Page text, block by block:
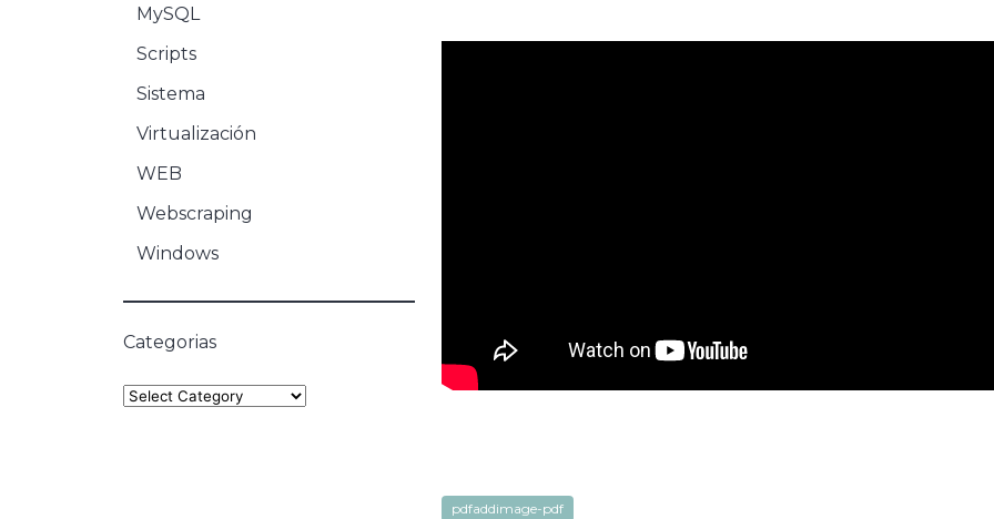
MySQL
Scripts
Sistema
Virtualización
WEB
Webscraping
Windows
Categorias
Categories
pdfaddimage-pdf